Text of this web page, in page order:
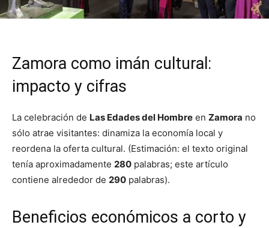
Zamora como imán cultural:
impacto y cifras
La celebración de Las Edades del Hombre en Zamora no
sólo atrae visitantes: dinamiza la economía local y
reordena la oferta cultural. (Estimación: el texto original
tenía aproximadamente 280 palabras; este artículo
contiene alrededor de 290 palabras).
Beneficios económicos a corto y